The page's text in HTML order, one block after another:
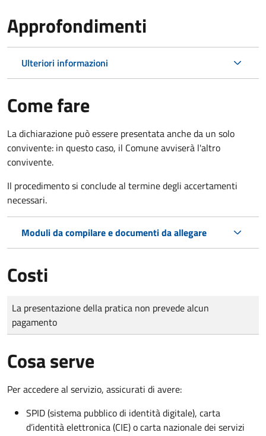
Approfondimenti
Ulteriori informazioni
Come fare
La dichiarazione può essere presentata anche da un solo
convivente: in questo caso, il Comune avviserà l'altro
convivente.
Il procedimento si conclude al termine degli accertamenti
necessari.
Moduli da compilare e documenti da allegare
Costi
Tipo di pagamento
Importo
La presentazione della pratica non prevede alcun
pagamento
Cosa serve
Per accedere al servizio, assicurati di avere:
SPID (sistema pubblico di identità digitale), carta
d’identità elettronica (CIE) o carta nazionale dei servizi